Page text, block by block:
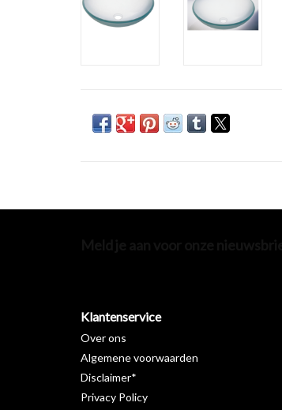
Klantenservice
Over ons
Algemene voorwaarden
Disclaimer*
Privacy Policy